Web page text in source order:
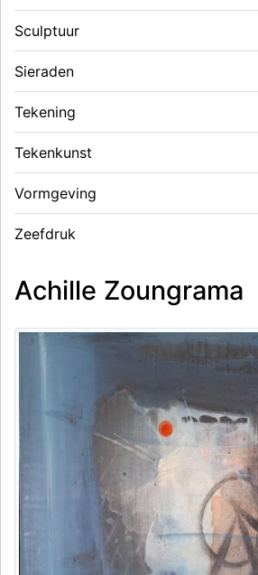
Sculptuur
Sieraden
Tekening
Tekenkunst
Vormgeving
Zeefdruk
Achille Zoungrama